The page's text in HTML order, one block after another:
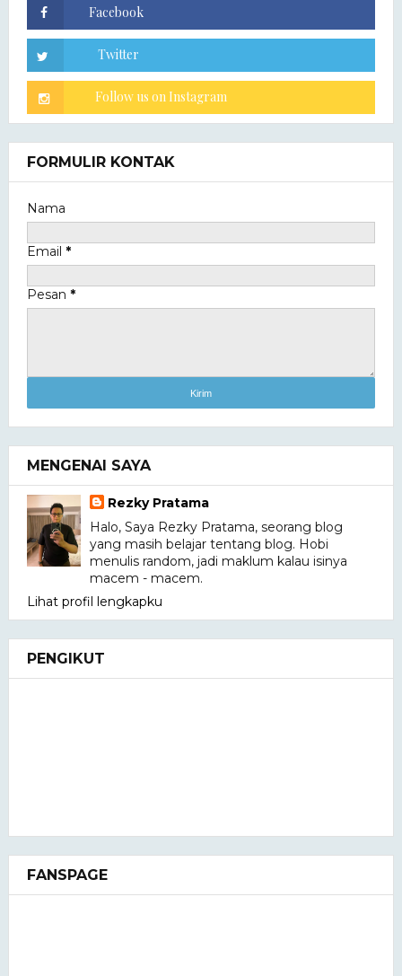
FORMULIR KONTAK
Nama
Email *
Pesan *
MENGENAI SAYA
Rezky Pratama
Halo, Saya Rezky Pratama, seorang blog
yang masih belajar tentang blog. Hobi
menulis random, jadi maklum kalau isinya
macem - macem.
Lihat profil lengkapku
PENGIKUT
FANSPAGE